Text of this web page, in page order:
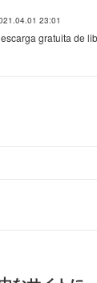
23:01
gratuita de